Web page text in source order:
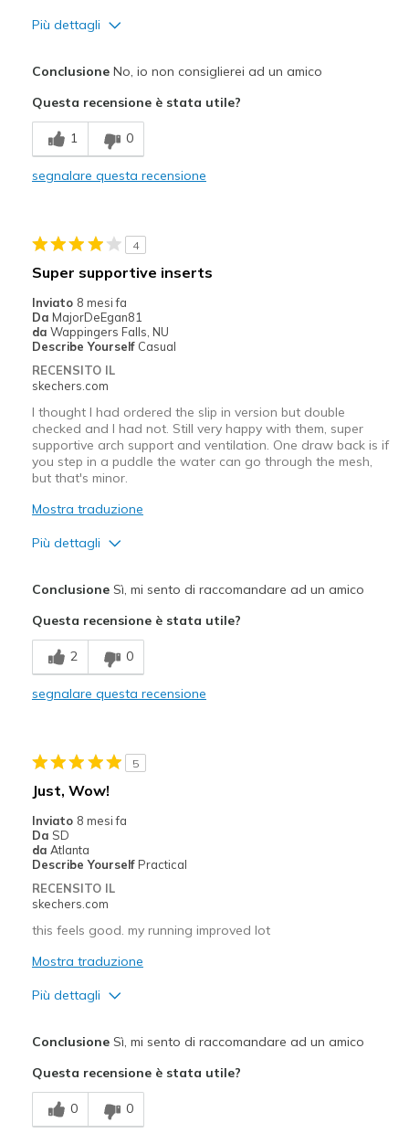
Più dettagli
Difetti
Need Break In
Feels true to width
View On Shoes
Shoes are for Wearing
ConclusioneNo, io non consiglierei ad un amico
Questa recensione è stata utile?
1 0
segnalare questa recensione
4
Super supportive inserts
Inviato 8 mesi fa
Da MajorDeEgan81
da Wappingers Falls, NU
Describe Yourself Casual
RECENSITO IL
skechers.com
I thought I had ordered the slip in version but double
checked and I had not. Still very happy with them, super
supportive arch support and ventilation. One draw back is if
you step in a puddle the water can go through the mesh,
but that's minor.
Mostra traduzione
Più dettagli
Breathe Well
Comfortable
Sizing
View On Shoes
ConclusioneSì, mi sento di raccomandare ad un amico
Questa recensione è stata utile?
2 0
segnalare questa recensione
5
Just, Wow!
Inviato 8 mesi fa
Da SD
da Atlanta
Describe Yourself Practical
RECENSITO IL
skechers.com
this feels good. my running improved lot
Mostra traduzione
Più dettagli
Breathe Well
Comfortable
ConclusioneSì, mi sento di raccomandare ad un amico
Questa recensione è stata utile?
0 0